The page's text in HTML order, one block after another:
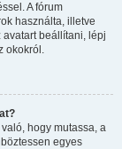
A fórum
használta, illetve
beállítani, lépj
okokról.
hogy mutassa, a
egyes